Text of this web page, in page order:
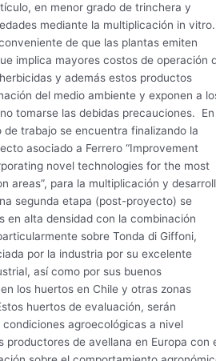
en menor grado de trinchera y
mediante la multiplicación in vitro.
de que las plantas emiten
implica mayores costos de operación
y además estos productos
del medio ambiente y exponen a
tomarse las debidas precauciones.
trabajo se encuentra finalizando la
asociado a Ferrero “Improvement
novel technologies for the most
areas”, para la multiplicación y
segunda etapa (post-proyecto) se
en alta densidad con la combinación
sobre Tonda di Giffoni,
por la industria por su excelente
así como por sus buenos
los huertos en Chile y otras zonas
huertos de evaluación, serán
agroecológicas a nivel
productores de avellana en Europa con